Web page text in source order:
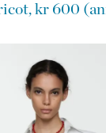
kr 600